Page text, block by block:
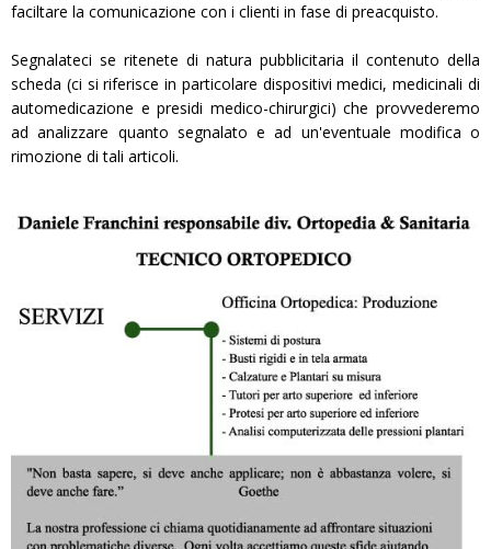
faciltare la comunicazione con i clienti in fase di preacquisto.
Segnalateci se ritenete di natura pubblicitaria il contenuto della
scheda (ci si riferisce in particolare dispositivi medici, medicinali di
automedicazione e presidi medico-chirurgici) che provvederemo
ad analizzare quanto segnalato e ad un'eventuale modifica o
rimozione di tali articoli.